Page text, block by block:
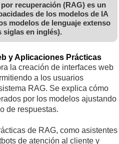
recuperación (RAG) es un
de los modelos de IA
modelos de lenguaje extenso
siglas en inglés).
y Aplicaciones Prácticas
la creación de interfaces web
a los usuarios
RAG. Se explica cómo
por los modelos ajustando
de respuestas.
de RAG, como asistentes
de atención al cliente y